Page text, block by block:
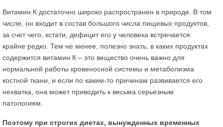
Витамин К достаточно широко распространен в природе. В том
числе, он входит в состав большого числа пищевых продуктов,
за счет чего, кстати, дефицит его у человека встречается
крайне редко. Тем не менее, полезно знать, в каких продуктах
содержится витамин К – это вещество очень важно для
нормальной работы кровеносной системы и метаболизма
костной ткани, и если по каким-то причинам развивается его
нехватка, она может приводить к весьма серьезным
патологиям.
Поэтому при строгих диетах, вынужденных временных